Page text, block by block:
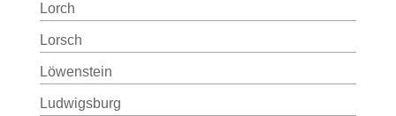
Lorch
Lorsch
Löwenstein
Ludwigsburg